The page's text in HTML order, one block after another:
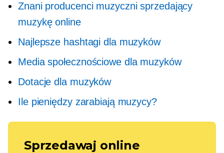
Znani producenci muzyczni sprzedający
muzykę online
Najlepsze hashtagi dla muzyków
Media społecznościowe dla muzyków
Dotacje dla muzyków
Ile pieniędzy zarabiają muzycy?
Sprzedawaj online